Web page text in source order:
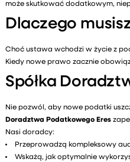
może skutkować dodatkowym,
Dlaczego
Choć ustawa wchodzi w życie z
Kiedy nowe prawo zacznie
Spółka
Nie pozwól, aby nowe podatki
Doradztwa Podatkowego Eres
Nasi doradcy:
Przeprowadzą kompleksowy
Wskażą, jak optymalnie